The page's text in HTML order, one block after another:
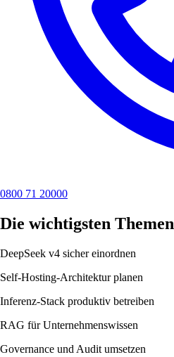
0800 71 20000
Die wichtigsten Themen
DeepSeek v4 sicher einordnen
Self-Hosting-Architektur planen
Inferenz-Stack produktiv betreiben
RAG für Unternehmenswissen
Governance und Audit umsetzen